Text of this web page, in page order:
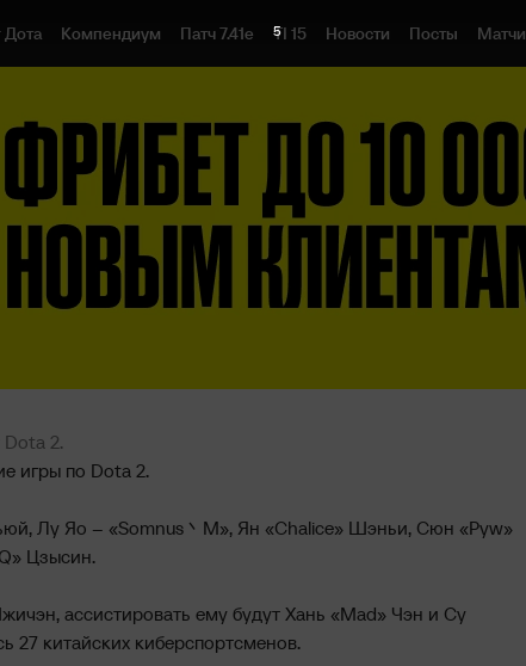
Компендиум Патч 7.41e TI 15 Новости Посты Матчи
2.
игры по Dota 2.
Лу Яо – «Somnus丶M», Ян «Chalice» Шэньи, Сюн «Pyw»
Цзысин.
ассистировать ему будут Хань «Mad» Чэн и Су
27 китайских киберспортсменов.
4